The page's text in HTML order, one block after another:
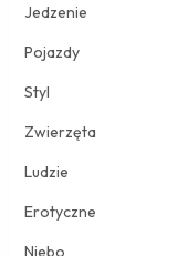
Jedzenie
Pojazdy
Styl
Zwierzęta
Ludzie
Erotyczne
Niebo